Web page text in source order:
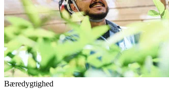
Bæredygtighed